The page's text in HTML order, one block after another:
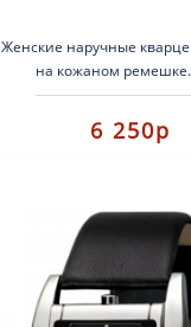
Женские наручные
на кожаном
механизма:
ремешок.Стекло:
6 250р